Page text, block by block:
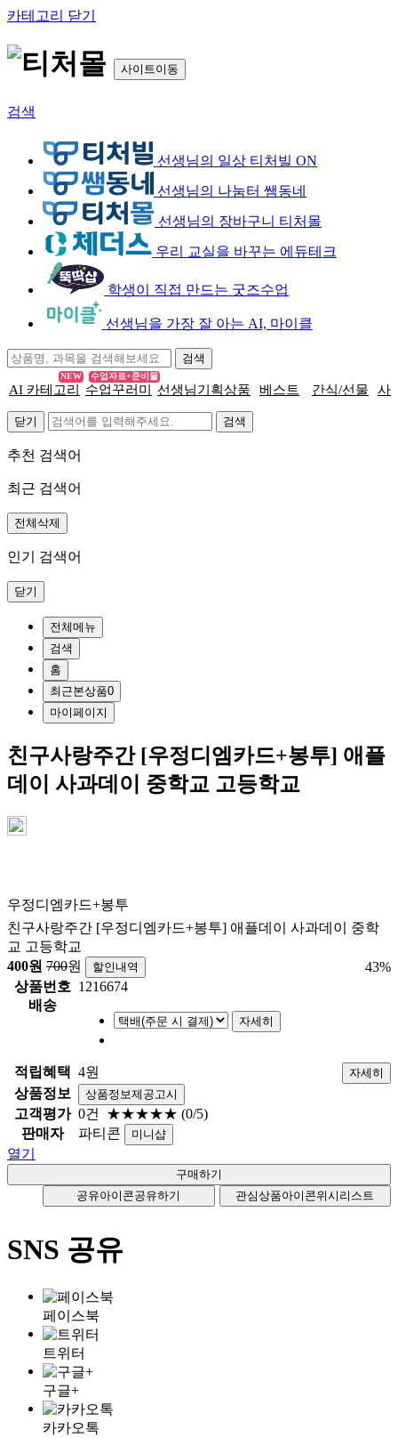
카테고리 닫기
사이트이동
검색
선생님의 일상 티처빌 ON
선생님의 나눔터 쌤동네
선생님의 장바구니 티처몰
우리 교실을 바꾸는 에듀테크
학생이 직접 만드는 굿즈수업
선생님을 가장 잘 아는 AI, 마이클
AI 카테고리
NEW
수업꾸러미
수업자료+준비물
선생님기획상품 베스트 간식/선물 사
닫기
추천 검색어
최근 검색어
전체삭제
인기 검색어
닫기
전체메뉴
검색
홈
최근본상품0
마이페이지
친구사랑주간 [우정디엠카드+봉투] 애플
데이 사과데이 중학교 고등학교
우정디엠카드+봉투
친구사랑주간 [우정디엠카드+봉투] 애플데이 사과데이 중학
교 고등학교
400원 700원 할인내역 43%
상품번호 1216674
배송
자세히
적립혜택 4원 자세히
상품정보 상품정보제공고시
고객평가 0건 ★★★★★ (0/5)
판매자
파티콘 미니샵
열기
공유아이콘공유하기 관심상품아이콘위시리스트
SNS 공유
페이스북
트위터
구글+
카카오톡